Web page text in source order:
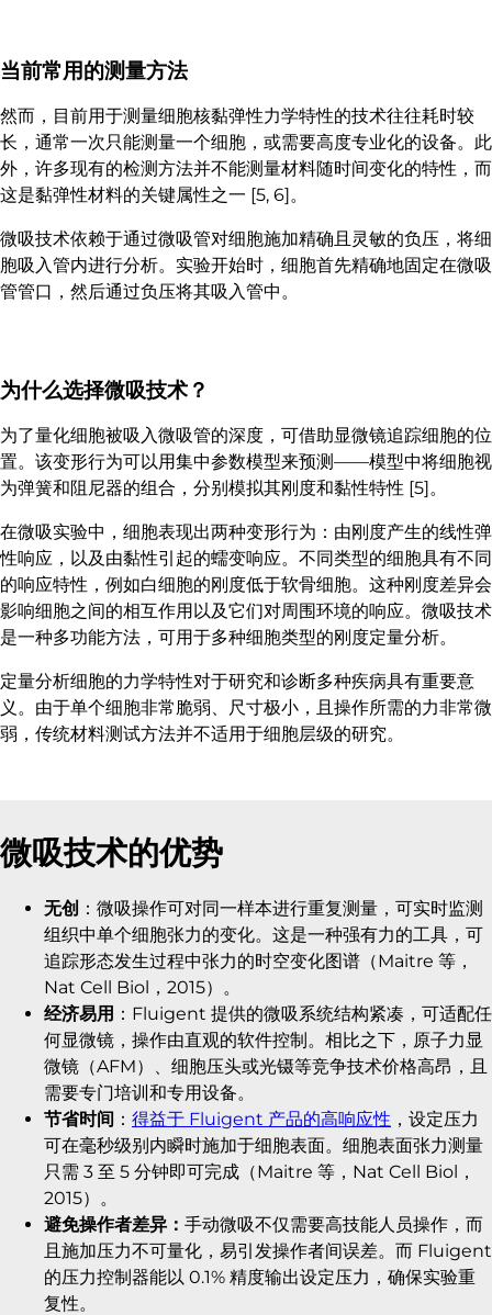
当前常用的测量方法
然而，目前用于测量细胞核黏弹性力学特性的技术往往耗时较
长，通常一次只能测量一个细胞，或需要高度专业化的设备。此
外，许多现有的检测方法并不能测量材料随时间变化的特性，而
这是黏弹性材料的关键属性之一 [5, 6]。
微吸技术依赖于通过微吸管对细胞施加精确且灵敏的负压，将细
胞吸入管内进行分析。实验开始时，细胞首先精确地固定在微吸
管管口，然后通过负压将其吸入管中。
为什么选择微吸技术？
为了量化细胞被吸入微吸管的深度，可借助显微镜追踪细胞的位
置。该变形行为可以用集中参数模型来预测——模型中将细胞视
为弹簧和阻尼器的组合，分别模拟其刚度和黏性特性 [5]。
在微吸实验中，细胞表现出两种变形行为：由刚度产生的线性弹
性响应，以及由黏性引起的蠕变响应。不同类型的细胞具有不同
的响应特性，例如白细胞的刚度低于软骨细胞。这种刚度差异会
影响细胞之间的相互作用以及它们对周围环境的响应。微吸技术
是一种多功能方法，可用于多种细胞类型的刚度定量分析。
定量分析细胞的力学特性对于研究和诊断多种疾病具有重要意
义。由于单个细胞非常脆弱、尺寸极小，且操作所需的力非常微
弱，传统材料测试方法并不适用于细胞层级的研究。
微吸技术的优势
无创 ：微吸操作可对同一样本进行重复测量，可实时监测
组织中单个细胞张力的变化。这是一种强有力的工具，可
追踪形态发生过程中张力的时空变化图谱（Maitre 等，
Nat Cell Biol，2015）。
经济易用 ：Fluigent 提供的微吸系统结构紧凑，可适配任
何显微镜，操作由直观的软件控制。相比之下，原子力显
微镜（AFM）、细胞压头或光镊等竞争技术价格高昂，且
需要专门培训和专用设备。
节省时间 ： 得益于 Fluigent 产品的高响应性 ，设定压力
可在毫秒级别内瞬时施加于细胞表面。细胞表面张力测量
只需 3 至 5 分钟即可完成（Maitre 等，Nat Cell Biol，
2015）。
避免操作者差异： 手动微吸不仅需要高技能人员操作，而
且施加压力不可量化，易引发操作者间误差。而 Fluigent
的压力控制器能以 0.1% 精度输出设定压力，确保实验重
复性。